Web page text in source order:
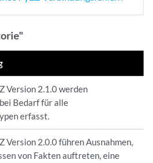
Version 2.1.0 werden
Bedarf für alle
erfasst.
Version 2.0.0 führen Ausnahmen,
von Fakten auftreten, eine